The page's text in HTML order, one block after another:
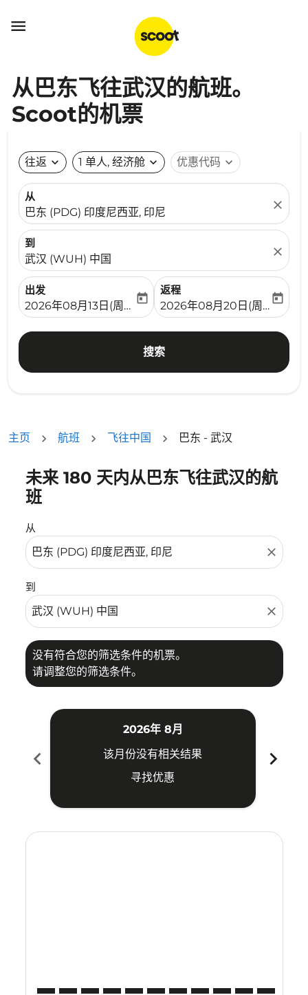

从巴东飞往武汉的航班。
Scoot的机票
往返 expand_more 1 单人, 经济舱 expand_more 优惠代码 expand_more
从
巴东 (PDG) 印度尼西亚, 印尼
close
到
武汉 (WUH) 中国
close
出发
fc-booking-departure-date-aria-label
2026年08月13日(周四)
today
返程
fc-booking-return-date-
2026年08月20日(周四)
today
搜索
主页 航班 飞往中国 巴东 - 武汉
未来 180 天内从巴东飞往武汉的航
班
从
close
到
close
没有符合您的筛选条件的机票。
请调整您的筛选条件。
没有符合您的筛选条件的机票。请调整您的筛选条件。
chevron_left
2026年 8月
该月份没有相关结果
寻找优惠
chevron_right